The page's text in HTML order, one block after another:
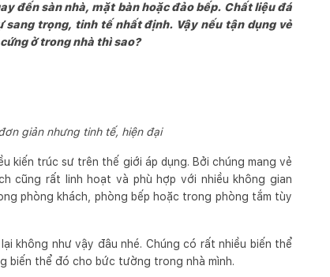
đến sàn nhà, mặt bàn hoặc đảo bếp. Chất liệu đá
trọng, tinh tế nhất định. Vậy nếu tận dụng vẻ
ở trong nhà thì sao?
giản nhưng tinh tế, hiện đại
kiến trúc sư trên thế giới áp dụng. Bởi chúng mang vẻ
cũng rất linh hoạt và phù hợp với nhiều không gian
phòng khách, phòng bếp hoặc trong phòng tắm tùy
không như vậy đâu nhé. Chúng có rất nhiều biến thể
biến thể đó cho bức tường trong nhà mình.